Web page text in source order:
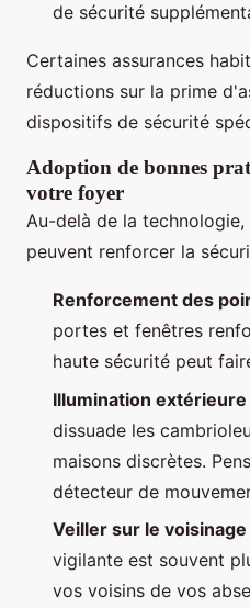
de sécurité
Certaines assurances
réductions sur la prime
dispositifs de sécurité
Adoption de bonnes
votre foyer
Au-delà de la
peuvent renforcer la
Renforcement des
portes et fenêtres
haute sécurité peut
Illumination extérieure
dissuade les
maisons discrètes.
détecteur de
Veiller sur le voisinage
vigilante est souvent
vos voisins de vos